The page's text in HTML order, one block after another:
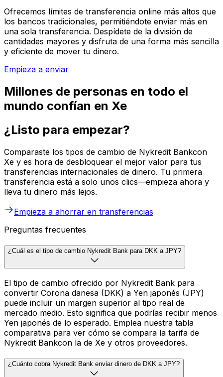
Ofrecemos límites de transferencia online más altos que
los bancos tradicionales, permitiéndote enviar más en
una sola transferencia. Despídete de la división de
cantidades mayores y disfruta de una forma más sencilla
y eficiente de mover tu dinero.
Empieza a enviar
Millones de personas en todo el
mundo confían en Xe
¿Listo para empezar?
Comparaste los tipos de cambio de Nykredit Bankcon
Xe y es hora de desbloquear el mejor valor para tus
transferencias internacionales de dinero. Tu primera
transferencia está a solo unos clics—empieza ahora y
lleva tu dinero más lejos.
Empieza a ahorrar en transferencias
Preguntas frecuentes
¿Cuál es el tipo de cambio Nykredit Bank para DKK a JPY?
El tipo de cambio ofrecido por Nykredit Bank para
convertir Corona danesa (DKK) a Yen japonés (JPY)
puede incluir un margen superior al tipo real de
mercado medio. Esto significa que podrías recibir menos
Yen japonés de lo esperado. Emplea nuestra tabla
comparativa para ver cómo se compara la tarifa de
Nykredit Bankcon la de Xe y otros proveedores.
¿Cuánto cobra Nykredit Bank enviar dinero de DKK a JPY?